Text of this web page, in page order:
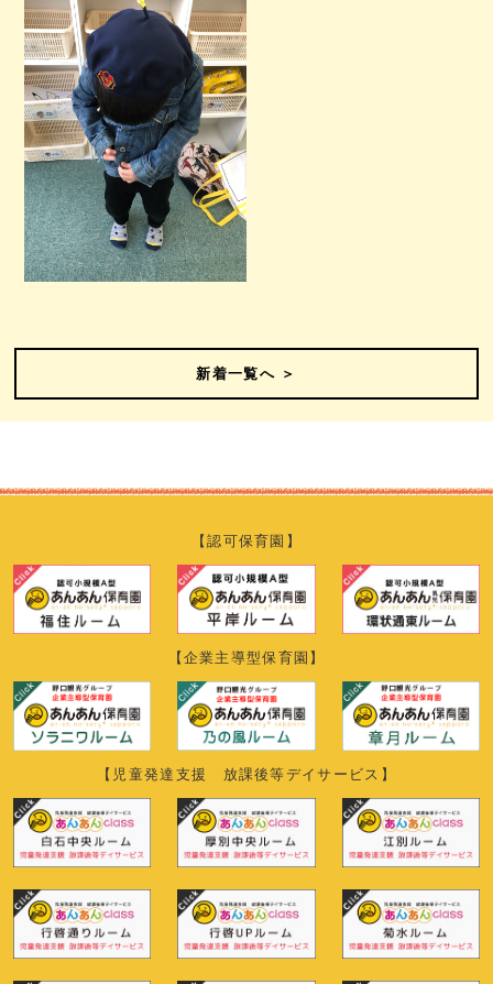
新着一覧へ ＞
【認可保育園】
【企業主導型保育園】
【児童発達支援 放課後等デイサービス】